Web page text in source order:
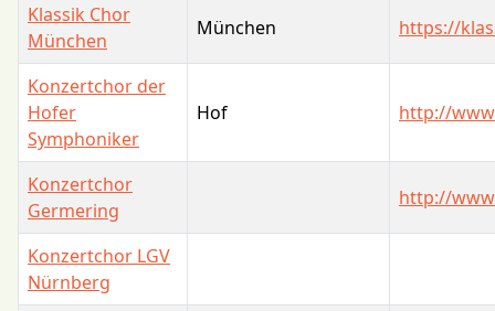
Klassik Chor
München
München https://
Konzertchor der
Hofer
Symphoniker
Hof http://
Konzertchor
Germering
http://
Konzertchor LGV
Nürnberg